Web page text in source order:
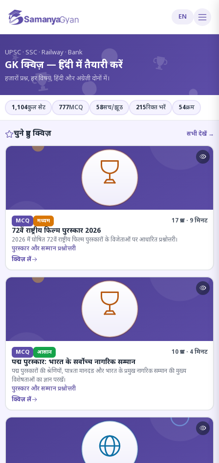
EN
?
UPSC · SSC · Railway · Bank
GK क्विज़ — हिंदी में तैयारी करें
हज़ारों प्रश्न, हर विषय, हिंदी और अंग्रेज़ी दोनों में।
1,104कुल सेट 777MCQ 58सच/झूठ 215रिक्त भरें 54क्रम
चुने हुए क्विज़ सभी देखें →
MCQ मध्यम 17 प्रश्न · 9 मिनट
72वें राष्ट्रीय फिल्म पुरस्कार 2026
2026 में घोषित 72वें राष्ट्रीय फिल्म पुरस्कारों के विजेताओं पर आधारित प्रश्नोत्तरी।
पुरस्कार और सम्मान प्रश्नोत्तरी
क्विज़ लें
MCQ आसान 10 प्रश्न · 4 मिनट
पद्म पुरस्कार: भारत के सर्वोच्च नागरिक सम्मान
पद्म पुरस्कारों की श्रेणियों, पात्रता मानदंड और भारत के प्रमुख नागरिक सम्मान की मुख्य
विशेषताओं का ज्ञान परखें।
पुरस्कार और सम्मान प्रश्नोत्तरी
क्विज़ लें